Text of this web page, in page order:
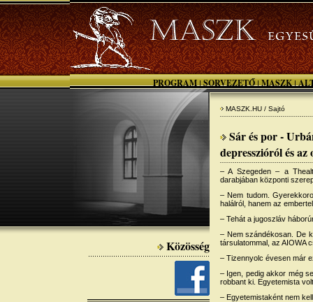
PROGRAM | SORVEZETŐ | MASZK |
Közösség
MASZK.HU / Sajtó
Sár és por -
depresszióról és
– A Szegeden – a
darabjában központi
– Nem tudom.
halálról, hanem az
– Tehát a jugoszláv
– Nem szándékosan. De
társulatommal, az AIOWA
– Tizennyolc évesen már
– Igen, pedig akkor még
robbant ki. Egyetemista
– Egyetemistaként nem